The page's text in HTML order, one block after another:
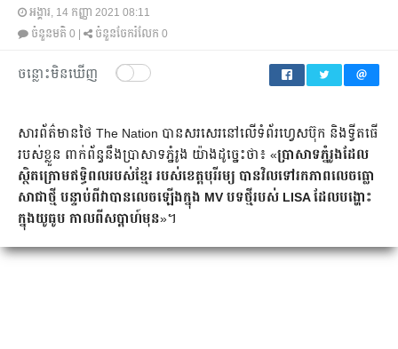
អង្គារ, 14 កញ្ញា 2021 08:11
ចំនួនមតិ 0 ចំនួនចែករំលែក 0
ចន្លោះមិនឃើញ
សារព័ត៌មាន​ថៃ The Nation បាន​សរសេរ​នៅលើទំព័រហ្វេសប៊ុក និងទ្វីតធើ
របស់ខ្លួន ពាក់ព័ន្ធនឹង​ប្រាសាទភ្នំរូង យ៉ាងដូច្នេះថា៖ «ប្រាសាទភ្នំរូង​ដែល
ស្ថិតក្រោម​ឥទ្ធិពលរបស់​ខ្មែរ របស់​ខេត្ត​បុរីរម្យ បាន​វិលទៅរកភាពលេចធ្លោ​
សាជាថ្មី បន្ទាប់ពី​វាបានលេចឡើង​ក្នុង MV បទថ្មីរបស់ LISA ដែល​បង្ហោះ​
ក្នុងយូធូប កាលពីសប្តាហ៍មុន»។